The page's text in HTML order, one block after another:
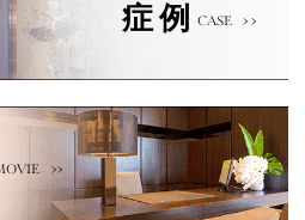
症例 CASE